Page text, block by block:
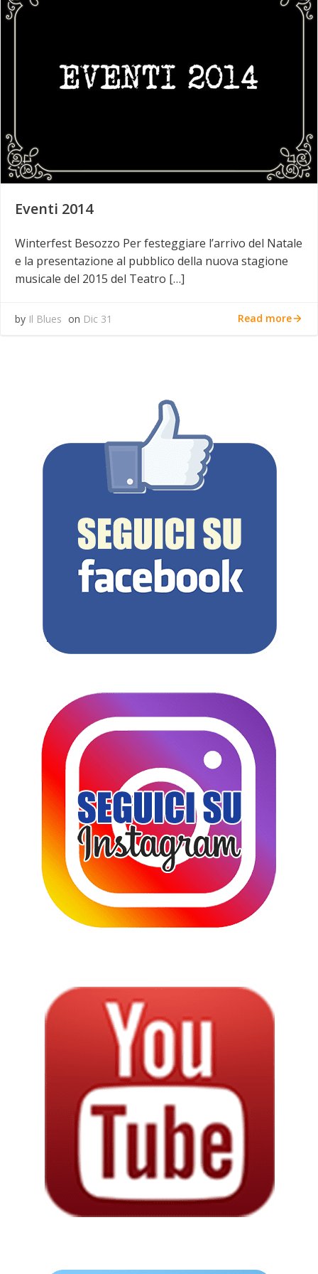
Eventi 2014
Winterfest Besozzo Per festeggiare l’arrivo del Natale
e la presentazione al pubblico della nuova stagione
musicale del 2015 del Teatro […]
by Il Blues on Dic 31 Read more